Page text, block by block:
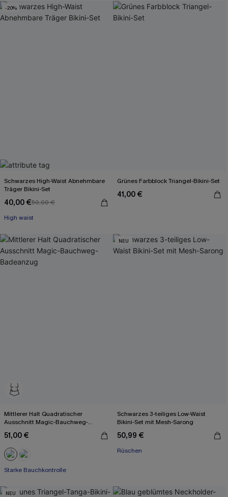
-20%
Schwarzes High-Waist Abnehmbare
Träger Bikini-Set
40,00 €50,00 €
High waist
Grünes Farbblock Triangel-Bikini-Set
41,00 €
Mittlerer Halt Quadratischer
Ausschnitt Magic-Bauchweg-
51,00 €
Starke Bauchkontrolle
NEU
Schwarzes 3-teiliges Low-Waist
Bikini-Set mit Mesh-Sarong
50,99 €
Rüschen
NEU